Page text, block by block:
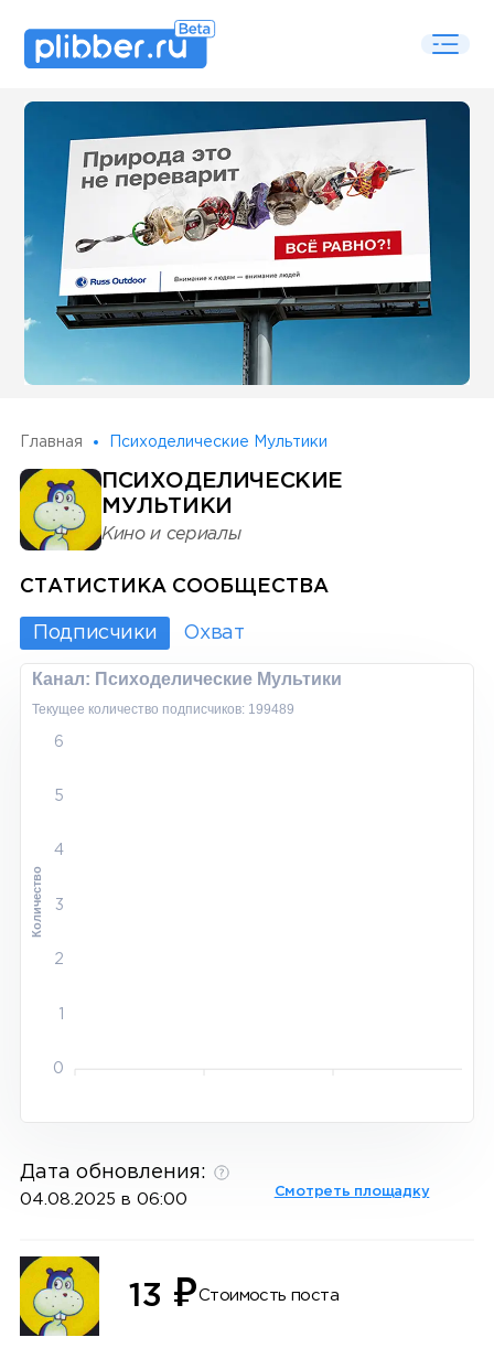
Some SEO Title
Главная Психоделические Мультики
ПСИХОДЕЛИЧЕСКИЕ
МУЛЬТИКИ
Кино и сериалы
СТАТИСТИКА СООБЩЕСТВА
Подписчики Охват
Канал: Психоделические Мультики
Текущее количество подписчиков: 199489
6
5
4
3
2
1
0
Количество
Дата обновления:
04.08.2025 в 06:00 Смотреть площадку
13 ₽Стоимость поста